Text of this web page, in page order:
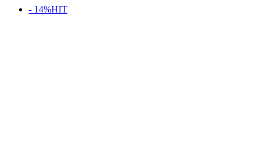
- 14%HIT